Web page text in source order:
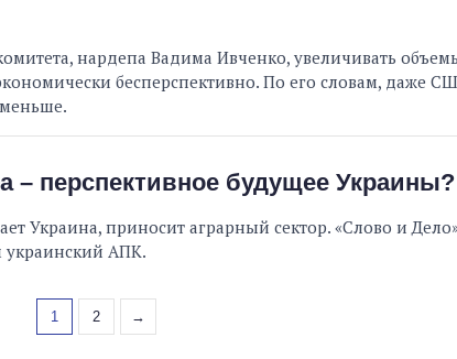
нардепа Вадима Ивченко, увеличивать
бесперспективно. По его словам, даже
– перспективное будущее Украины?
Украина, приносит аграрный сектор. «Слово и
украинский АПК.
1 2 →